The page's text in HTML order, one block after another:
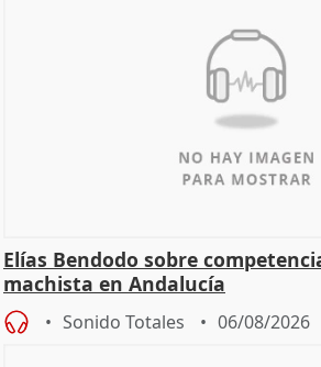
Elías Bendodo sobre
machista en Andalucía
Sonido Totales 06/08/2026